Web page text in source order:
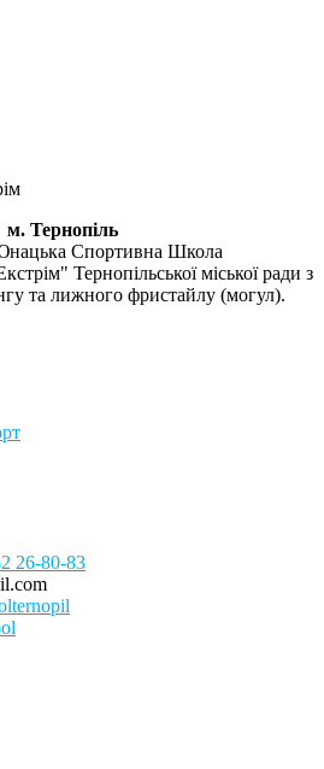
Тернопіль
Спортивна Школа
Тернопільської міської ради з
та лижного фристайлу (могул).
26-80-83